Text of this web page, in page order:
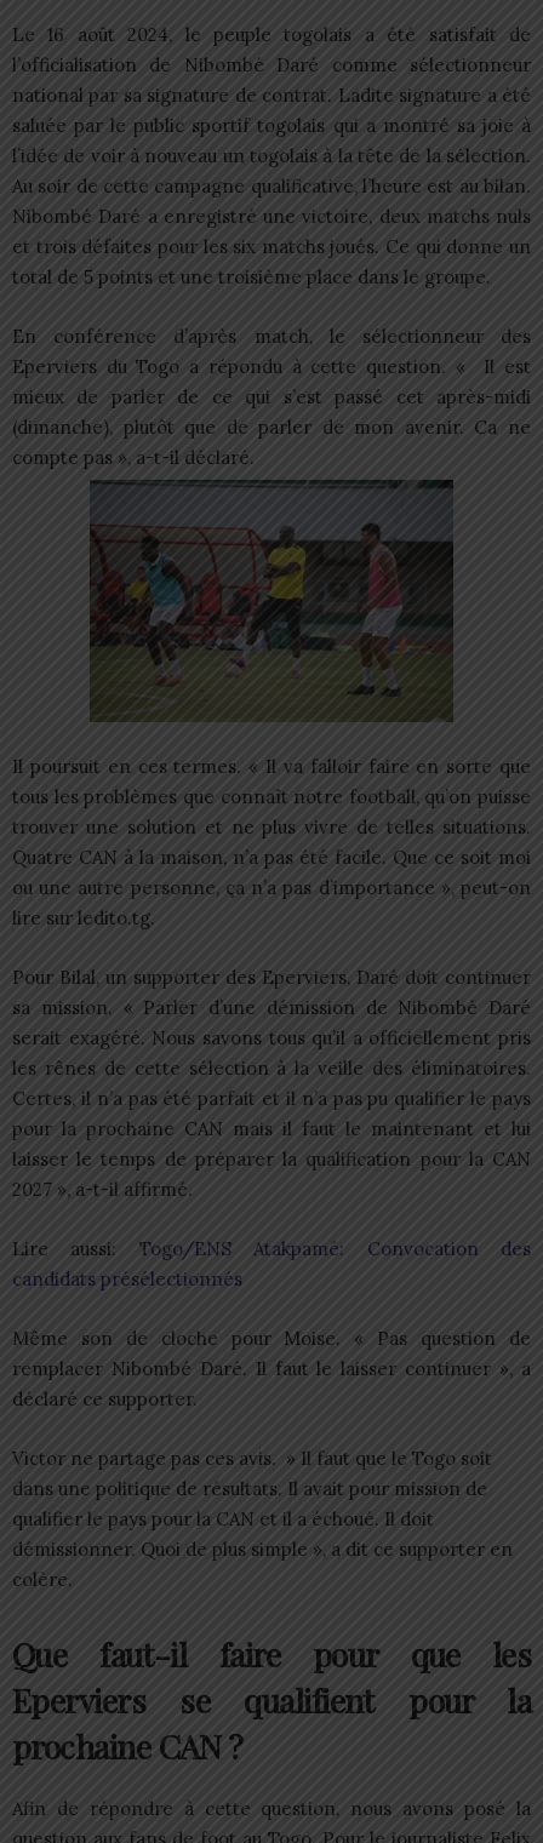
Le 16 août 2024, le peuple togolais a été satisfait de
l’officialisation de Nibombé Daré comme sélectionneur
national par sa signature de contrat. Ladite signature a été
saluée par le public sportif togolais qui a montré sa joie à
l’idée de voir à nouveau un togolais à la tête de la sélection.
Au soir de cette campagne qualificative, l’heure est au bilan.
Nibombé Daré a enregistré une victoire, deux matchs nuls
et trois défaites pour les six matchs joués. Ce qui donne un
total de 5 points et une troisième place dans le groupe.
En conférence d’après match, le sélectionneur des
Eperviers du Togo a répondu à cette question. « Il est
mieux de parler de ce qui s’est passé cet après-midi
(dimanche), plutôt que de parler de mon avenir. Ca ne
compte pas », a-t-il déclaré.
Il poursuit en ces termes. « Il va falloir faire en sorte que
tous les problèmes que connaît notre football, qu’on puisse
trouver une solution et ne plus vivre de telles situations.
Quatre CAN à la maison, n’a pas été facile. Que ce soit moi
ou une autre personne, ça n’a pas d’importance », peut-on
lire sur ledito.tg.
Pour Bilal, un supporter des Eperviers, Daré doit continuer
sa mission. « Parler d’une démission de Nibombé Daré
serait exagéré. Nous savons tous qu’il a officiellement pris
les rênes de cette sélection à la veille des éliminatoires.
Certes, il n’a pas été parfait et il n’a pas pu qualifier le pays
pour la prochaine CAN mais il faut le maintenant et lui
laisser le temps de préparer la qualification pour la CAN
2027 », a-t-il affirmé.
Lire aussi: Togo/ENS Atakpamé: Convocation des
candidats présélectionnés
Même son de cloche pour Moise. « Pas question de
remplacer Nibombé Daré. Il faut le laisser continuer », a
déclaré ce supporter.
Victor ne partage pas ces avis. » Il faut que le Togo soit
dans une politique de résultats. Il avait pour mission de
qualifier le pays pour la CAN et il a échoué. Il doit
démissionner. Quoi de plus simple », a dit ce supporter en
colère.
Que faut-il faire pour que les
Eperviers se qualifient pour la
prochaine CAN ?
Afin de répondre à cette question, nous avons posé la